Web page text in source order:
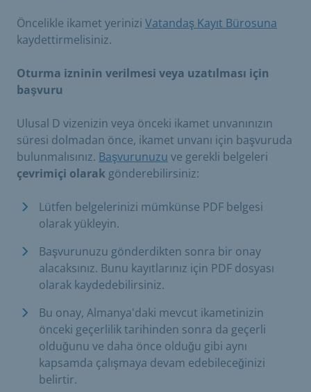
Öncelikle ikamet yerinizi Vatandaş Kayıt Bürosuna
kaydettirmelisiniz.
Oturma izninin verilmesi veya uzatılması için
başvuru
Ulusal D vizenizin veya önceki ikamet unvanınızın
süresi dolmadan önce, ikamet unvanı için başvuruda
bulunmalısınız. Başvurunuzu ve gerekli belgeleri
çevrimiçi olarak gönderebilirsiniz:
Lütfen belgelerinizi mümkünse PDF belgesi
olarak yükleyin.
Başvurunuzu gönderdikten sonra bir onay
alacaksınız. Bunu kayıtlarınız için PDF dosyası
olarak kaydedebilirsiniz.
Bu onay, Almanya'daki mevcut ikametinizin
önceki geçerlilik tarihinden sonra da geçerli
olduğunu ve daha önce olduğu gibi aynı
kapsamda çalışmaya devam edebileceğinizi
belirtir.